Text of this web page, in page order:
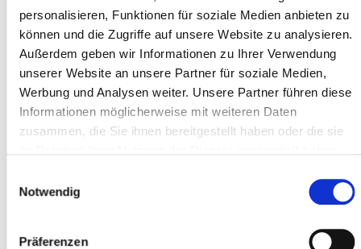
personalisieren, Funktionen für soziale Medien anbieten zu
können und die Zugriffe auf unsere Website zu analysieren.
Außerdem geben wir Informationen zu Ihrer Verwendung
unserer Website an unsere Partner für soziale Medien,
Werbung und Analysen weiter. Unsere Partner führen diese
Informationen möglicherweise mit weiteren Daten
zusammen, die Sie ihnen bereitgestellt haben oder die sie
Notwendig
Präferenzen
Indirizzo riga 1 *
CAP *